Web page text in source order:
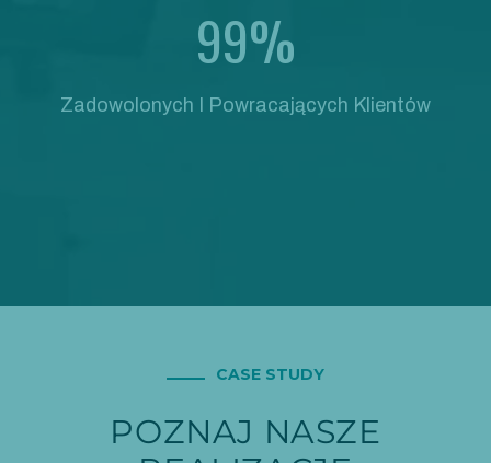
99%
Zadowolonych I Powracających Klientów
CASE STUDY
POZNAJ NASZE